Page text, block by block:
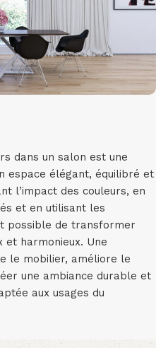
dans un salon est une
espace élégant, équilibré et
l’impact des couleurs, en
et en utilisant les
possible de transformer
et harmonieux. Une
le mobilier, améliore le
une ambiance durable et
aux usages du